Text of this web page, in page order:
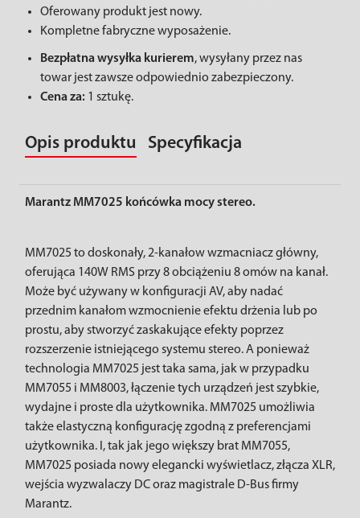
Oferowany produkt jest nowy.
Kompletne fabryczne wyposażenie.
Bezpłatna wysyłka kurierem, wysyłany przez nas
towar jest zawsze odpowiednio zabezpieczony.
Cena za: 1 sztukę.
Opis produktu Specyfikacja
Marantz MM7025 końcówka mocy stereo.
MM7025 to doskonały, 2-kanałow wzmacniacz główny,
oferująca 140W RMS przy 8 obciążeniu 8 omów na kanał.
Może być używany w konfiguracji AV, aby nadać
przednim kanałom wzmocnienie efektu drżenia lub po
prostu, aby stworzyć zaskakujące efekty poprzez
rozszerzenie istniejącego systemu stereo. A ponieważ
technologia MM7025 jest taka sama, jak w przypadku
MM7055 i MM8003, łączenie tych urządzeń jest szybkie,
wydajne i proste dla użytkownika. MM7025 umożliwia
także elastyczną konfigurację zgodną z preferencjami
użytkownika. I, tak jak jego większy brat MM7055,
MM7025 posiada nowy elegancki wyświetlacz, złącza XLR,
wejścia wyzwalaczy DC oraz magistrale D-Bus firmy
Marantz.